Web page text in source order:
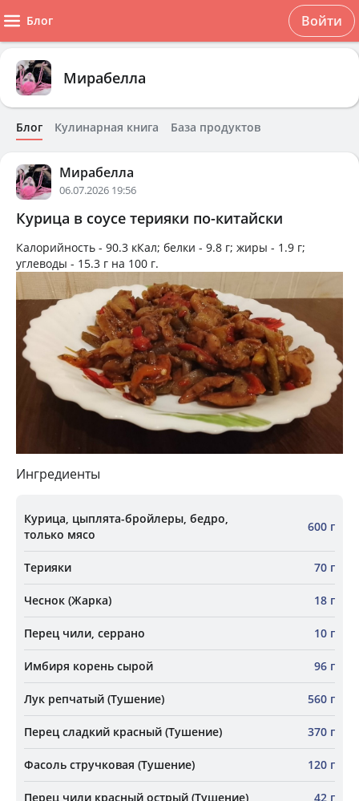
Блог Войти
Мирабелла
Блог Кулинарная книга База продуктов
Мирабелла
06.07.2026 19:56
Курица в соусе терияки по-китайски
Калорийность - 90.3 кКал; белки - 9.8 г; жиры - 1.9 г;
углеводы - 15.3 г на 100 г.
Ингредиенты
Курица, цыплята-бройлеры, бедро,
только мясо
600 г
Терияки 70 г
Чеснок (Жарка) 18 г
Перец чили, серрано 10 г
Имбиря корень сырой 96 г
Лук репчатый (Тушение) 560 г
Перец сладкий красный (Тушение) 370 г
Фасоль стручковая (Тушение) 120 г
Перец чили красный острый (Тушение) 42 г